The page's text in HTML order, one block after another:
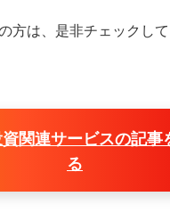
方は、是非チェックして
関連サービスの記事
る